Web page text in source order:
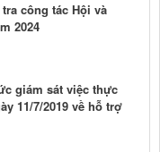
công tác Hội và
2024
giám sát việc thực
11/7/2019 về hỗ trợ